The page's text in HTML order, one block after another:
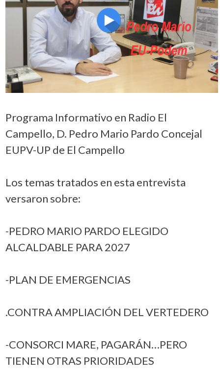
Programa Informativo en Radio El
Campello, D. Pedro Mario Pardo Concejal
EUPV-UP de El Campello
Los temas tratados en esta entrevista
versaron sobre:
-PEDRO MARIO PARDO ELEGIDO
ALCALDABLE PARA 2027
-PLAN DE EMERGENCIAS
.CONTRA AMPLIACIÓN DEL VERTEDERO
-CONSORCI MARE, PAGARÁN…PERO
TIENEN OTRAS PRIORIDADES